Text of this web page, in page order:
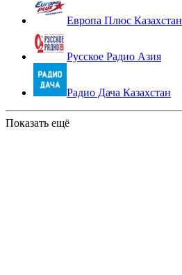
Европа Плюс Казахстан
Русское Радио Азия
Радио Дача Казахстан
Показать ещё